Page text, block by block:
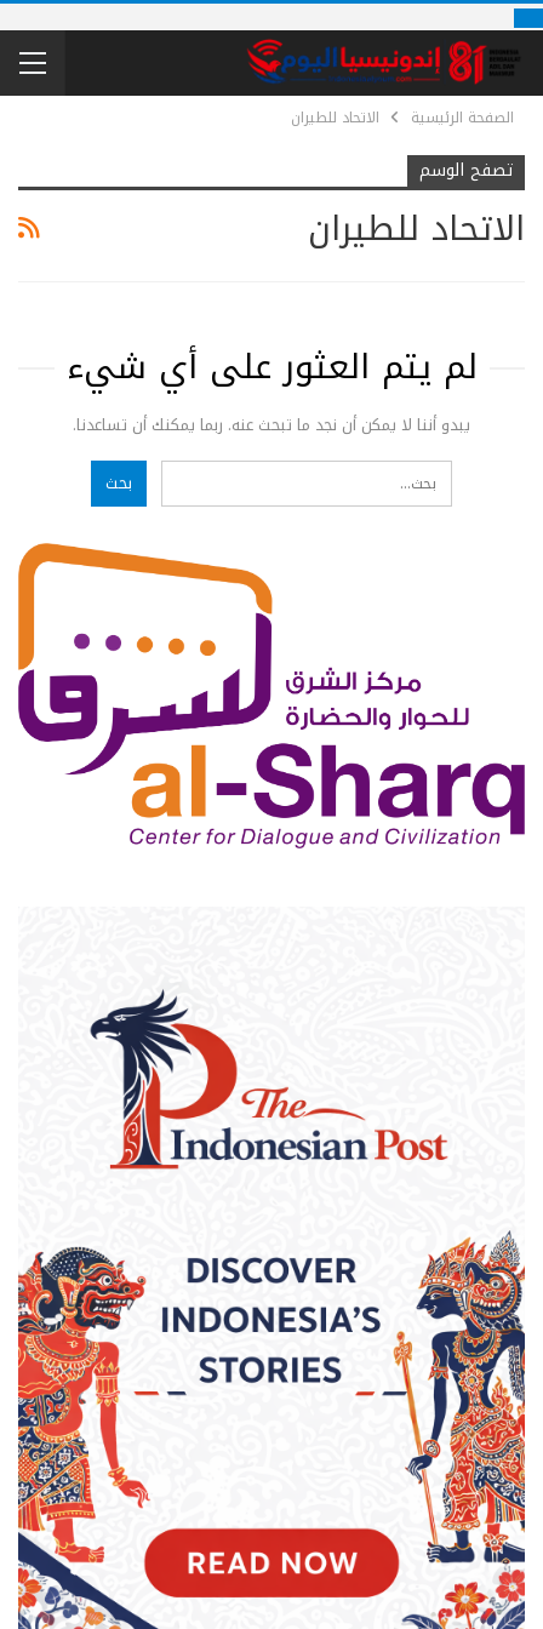
الصفحة الرئيسية الاتحاد للطيران
تصفح الوسم
الاتحاد للطيران
لم يتم العثور على أي شيء
يبدو أننا لا يمكن أن نجد ما تبحث عنه. ربما يمكنك أن تساعدنا.